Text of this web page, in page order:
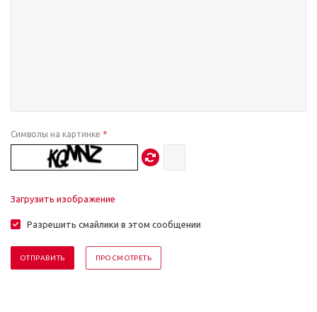
Символы на картинке *
Загрузить изображение
Разрешить смайлики в этом сообщении